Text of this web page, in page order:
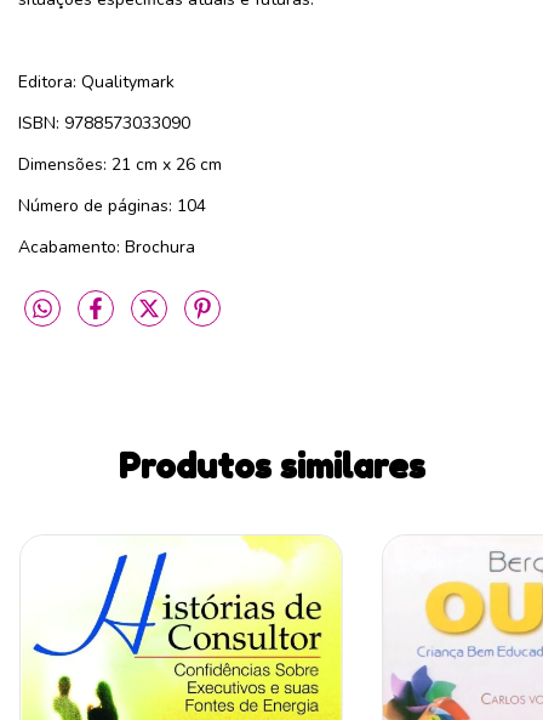
Editora: Qualitymark
ISBN: 9788573033090
Dimensões: 21 cm x 26 cm
Número de páginas: 104
Acabamento: Brochura
Produtos similares